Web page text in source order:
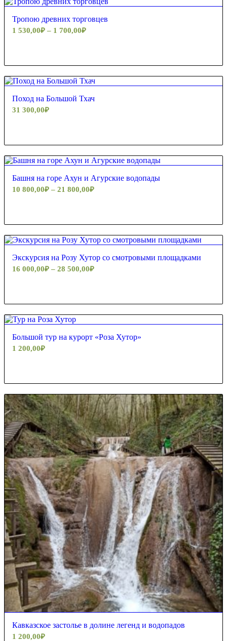
Тропою древних торговцев
1 530,00₽ – 1 700,00₽
5.00
Поход на Большой Тхач
31 300,00₽
Башня на горе Ахун и Агурские водопады
10 800,00₽ – 21 800,00₽
5.00
Экскурсия на Розу Хутор со смотровыми площадками
16 000,00₽ – 28 500,00₽
Большой тур на курорт «Роза Хутор»
1 200,00₽
5.00
Кавказское застолье в долине легенд и водопадов
1 200,00₽